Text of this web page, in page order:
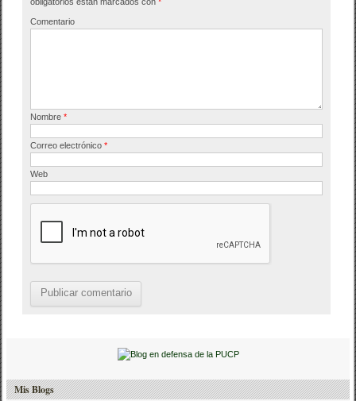
o
Comentario
Nombre*
Correo electrónico*
Web
Mis Blogs